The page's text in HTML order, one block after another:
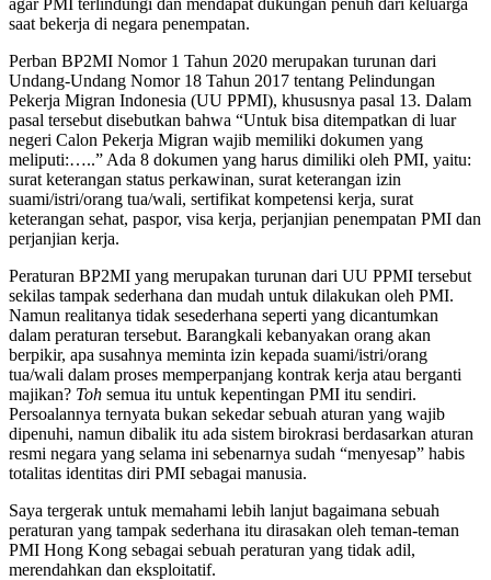
saat bekerja di negara penempatan.
Perban BP2MI Nomor 1 Tahun 2020 merupakan turunan dari
Undang-Undang Nomor 18 Tahun 2017 tentang Pelindungan
Pekerja Migran Indonesia (UU PPMI), khususnya pasal 13. Dalam
pasal tersebut disebutkan bahwa “Untuk bisa ditempatkan di luar
negeri Calon Pekerja Migran wajib memiliki dokumen yang
meliputi:…..” Ada 8 dokumen yang harus dimiliki oleh PMI, yaitu:
surat keterangan status perkawinan, surat keterangan izin
suami/istri/orang tua/wali, sertifikat kompetensi kerja, surat
keterangan sehat, paspor, visa kerja, perjanjian penempatan PMI dan
perjanjian kerja.
Peraturan BP2MI yang merupakan turunan dari UU PPMI tersebut
sekilas tampak sederhana dan mudah untuk dilakukan oleh PMI.
Namun realitanya tidak sesederhana seperti yang dicantumkan
dalam peraturan tersebut. Barangkali kebanyakan orang akan
berpikir, apa susahnya meminta izin kepada suami/istri/orang
tua/wali dalam proses memperpanjang kontrak kerja atau berganti
majikan? Toh semua itu untuk kepentingan PMI itu sendiri.
Persoalannya ternyata bukan sekedar sebuah aturan yang wajib
dipenuhi, namun dibalik itu ada sistem birokrasi berdasarkan aturan
resmi negara yang selama ini sebenarnya sudah “menyesap” habis
totalitas identitas diri PMI sebagai manusia.
Saya tergerak untuk memahami lebih lanjut bagaimana sebuah
peraturan yang tampak sederhana itu dirasakan oleh teman-teman
PMI Hong Kong sebagai sebuah peraturan yang tidak adil,
merendahkan dan eksploitatif.